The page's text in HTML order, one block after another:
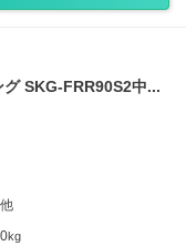
SKG-FRR90S2中...
kg